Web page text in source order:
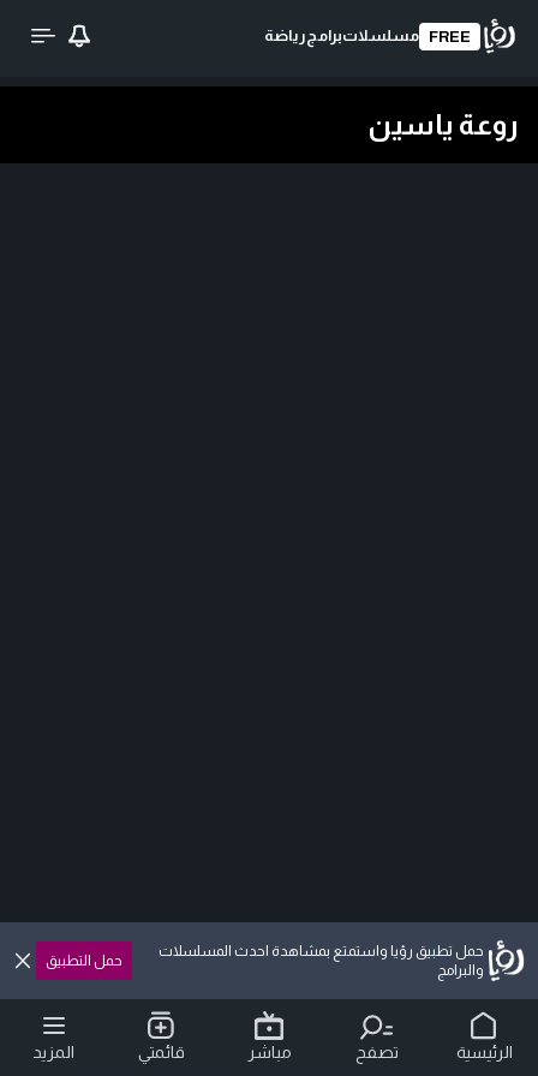
FREE مسلسلاتبرامج رياضة
روعة ياسين
حمل تطبيق رؤيا واستمتع بمشاهدة احدث المسلسلات
والبرامج
حمل التطبيق
الرئيسية تصفح مباشر قائمتي المزيد